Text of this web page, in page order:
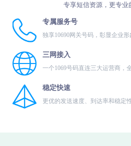
专享短信资源，更专业
专属服务号
独享10690网关号码，彰显企业形
三网接入
一个1069号码直连三大运营商，
稳定快速
更优的发送速度、到达率和稳定